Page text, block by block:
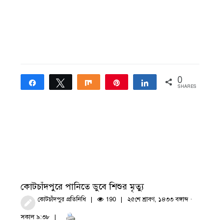
Share Tweet Share Share 0
SHARES
কোটচাঁদপুরে পানিতে ডুবে শিশুর মৃত্যু
কোটচাঁদপুর প্রতিনিধি 190 ২৫শে শ্রাবণ, ১৪৩৩ বঙ্গাব্দ ·
সকাল ৯:৩৮